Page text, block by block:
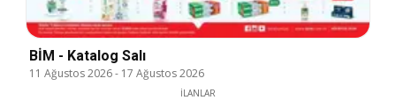
BİM - Katalog Salı
11 Ağustos 2026- 17 Ağustos 2026
İLANLAR